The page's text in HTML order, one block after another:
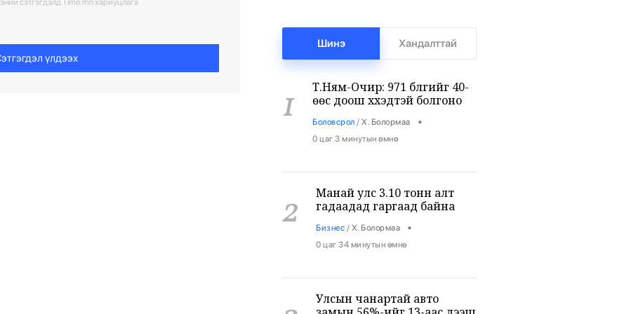
үлдээх
Шинэ Хандалттай
1
Т.Ням-Очир: 971 бүлгийг 40-
өөс доош хүүхэдтэй болгоно
Боловсрол / Х. Болормаа •
0 цаг 3 минутын өмнө
2
Манай улс 3.10 тонн алт
гадаадад гаргаад байна
Бизнес / Х. Болормаа •
0 цаг 34 минутын өмнө
Улсын чанартай авто